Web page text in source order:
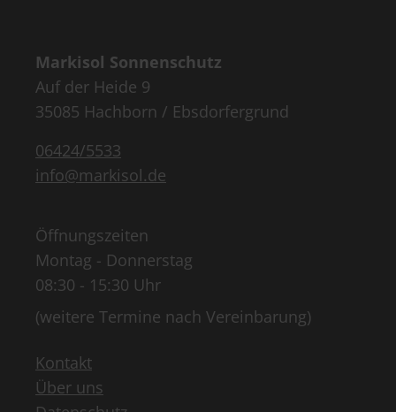
Markisol Sonnenschutz
Auf der Heide 9
35085 Hachborn / Ebsdorfergrund
06424/5533
info@markisol.de
Öffnungszeiten
Montag - Donnerstag
08:30 - 15:30 Uhr
(weitere Termine nach Vereinbarung)
Kontakt
Über uns